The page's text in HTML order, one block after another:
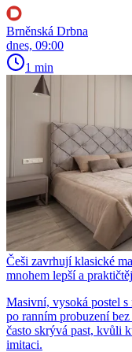
Brněnská Drbna
dnes, 09:00
1 min
Češi zavrhují klasické
mnohem lepší a
Masivní, vysoká postel s
po ranním probuzení
často skrývá past, kvůli
imitaci.